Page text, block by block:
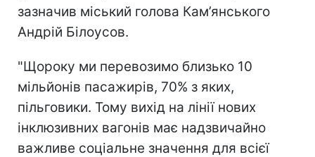
зазначив міський голова Кам’янського
Андрій Білоусов.
"Щороку ми перевозимо близько 10
мільйонів пасажирів, 70% з яких,
пільговики. Тому вихід на лінії нових
інклюзивних вагонів має надзвичайно
важливе соціальне значення для всієї